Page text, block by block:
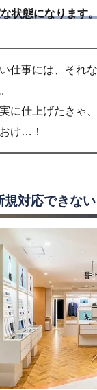
状態になります
仕事には、それ
に仕上げたきゃ
け…！
規対応できない